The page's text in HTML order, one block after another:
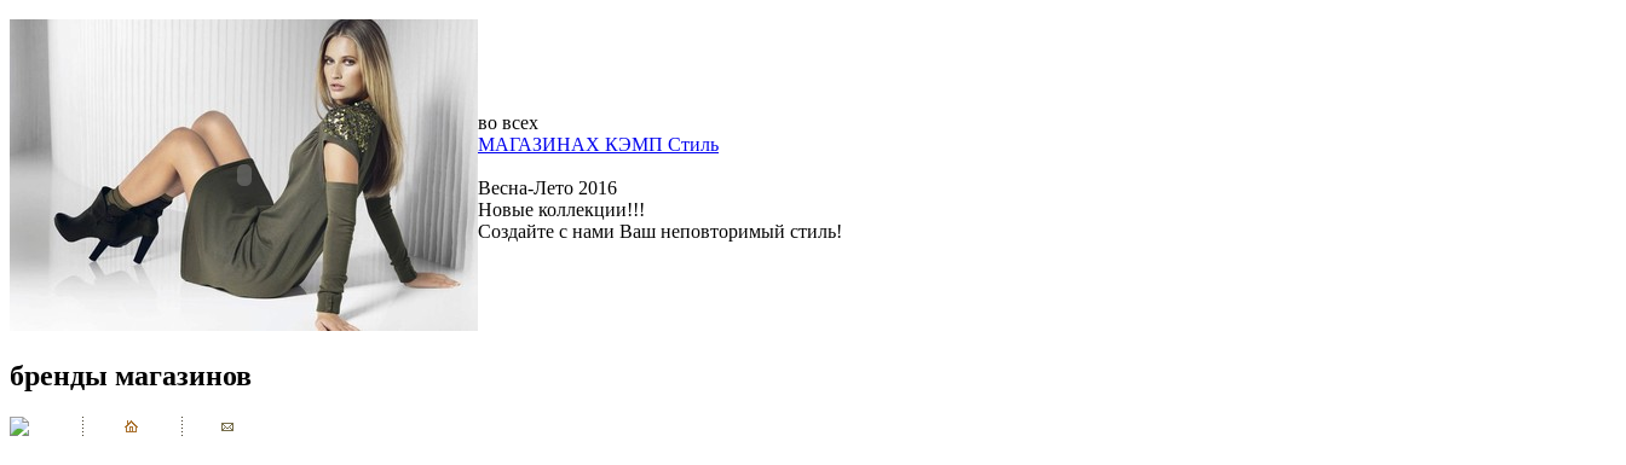
во всех
МАГАЗИНАХ КЭМП Стиль
Весна-Лето 2016
Новые коллекции!!!
Создайте с нами Ваш неповторимый стиль!
бренды магазинов